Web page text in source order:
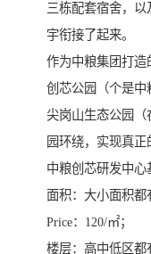
三栋配套宿舍，
宇衔接了起来。
作为中粮集团打
创芯公园（个是中
尖岗山生态公园（
园环绕，实现真正
中粮创芯研发中心
面积：大小面积都
Price：120/㎡；
楼层：高中低区都